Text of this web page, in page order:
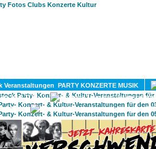
PARTY KONZERTE MUSIK
KULTUR
GAY